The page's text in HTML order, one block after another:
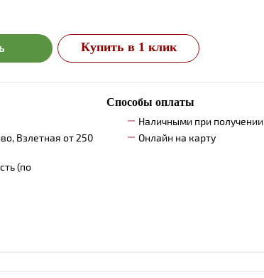
Купить в 1 клик
Взлетная от 250
(по
Способы оплаты
Наличными при получении
Онлайн на карту